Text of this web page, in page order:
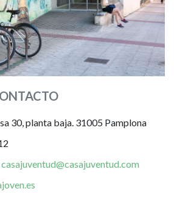
30, planta baja. 31005 Pamplona
casajuventud@casajuventud.com